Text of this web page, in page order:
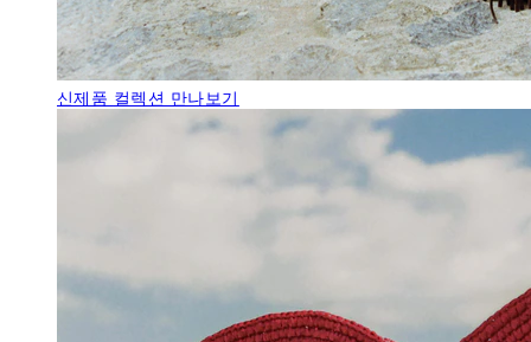
신제품 컬렉션 만나보기